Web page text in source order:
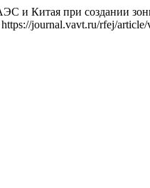
и Китая при создании
journal.vavt.ru/rfej/article/